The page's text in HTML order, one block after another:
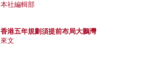
本社編輯部
香港五年規劃須提前布局大鵬灣
來文